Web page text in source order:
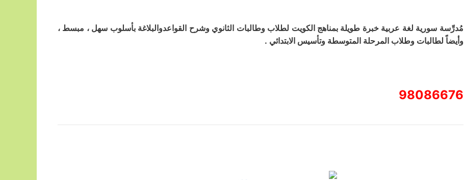
مُدرِّسة سورية لغة عربية خبرة طويلة بمناهج الكويت لطلاب وطالبات الثانوي وشرح القواعدوالبلاغة بأسلوب سهل ، مبسط ،
وأيضاً لطالبات وطلاب المرحلة المتوسطة وتأسيس الابتدائي .
98086676